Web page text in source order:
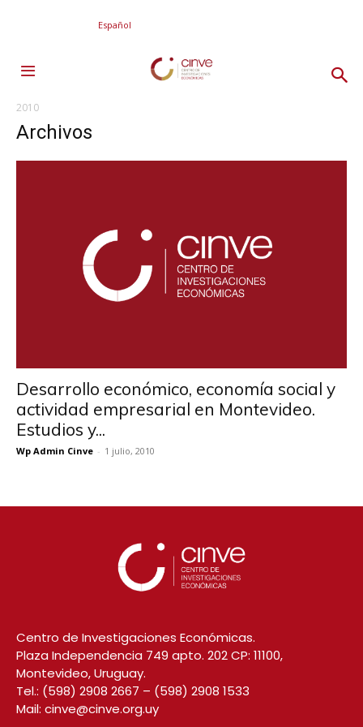
Español
2010
Archivos
Desarrollo económico, economía social y
actividad empresarial en Montevideo.
Estudios y...
Wp Admin Cinve - 1 julio, 2010
Centro de Investigaciones Económicas.
Plaza Independencia 749 apto. 202 CP: 11100,
Montevideo, Uruguay.
Tel.: (598) 2908 2667 – (598) 2908 1533
Mail: cinve@cinve.org.uy